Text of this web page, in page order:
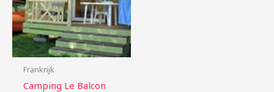
Frankrijk
Camping Le Balcon